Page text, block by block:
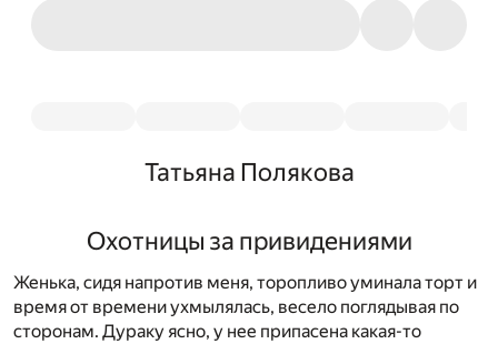
Татьяна Полякова
Охотницы за привидениями
Женька, сидя напротив меня, торопливо уминала торт и
время от времени ухмылялась, весело поглядывая по
сторонам. Дураку ясно, у нее припасена какая-то